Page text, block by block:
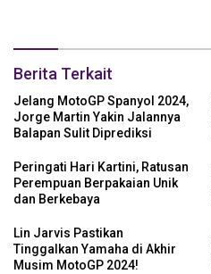
Berita Terkait
Jelang MotoGP Spanyol 2024,
Jorge Martin Yakin Jalannya
Balapan Sulit Diprediksi
Peringati Hari Kartini, Ratusan
Perempuan Berpakaian Unik
dan Berkebaya
Lin Jarvis Pastikan
Tinggalkan Yamaha di Akhir
Musim MotoGP 2024!